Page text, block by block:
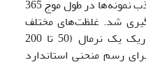
پس از گذشت دو ساعت میزان جذب نمونه‌ها در طول موج 365
شد. غلظت‌های مختلف
گلایسین بتائین در اسید سولفوریک یک نرمال (50 تا 200
رسم منحنی استاندارد